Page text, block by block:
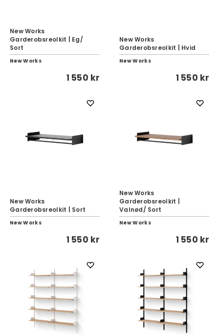
New Works
Garderobsreolkit | Eg/
Sort
New Works
1 550 kr
New Works
Garderobsreolkit | Hvid
New Works
1 550 kr
New Works
Garderobsreolkit | Sort
New Works
1 550 kr
New Works
Garderobsreolkit |
Valnød/ Sort
New Works
1 550 kr